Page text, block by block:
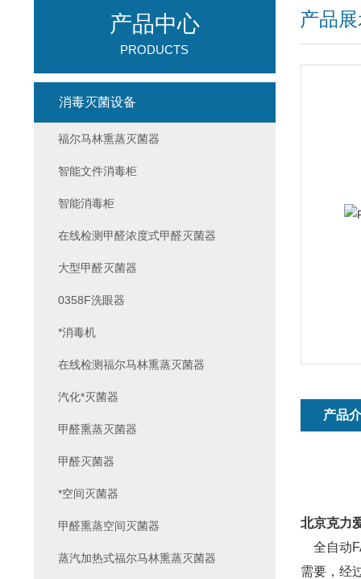
产品
产品
北京克力
全自动
需要，经
产品中心
PRODUCTS
消毒灭菌设备
福尔马林熏蒸灭菌器
智能文件消毒柜
智能消毒柜
在线检测甲醛浓度式甲醛灭菌器
大型甲醛灭菌器
0358F洗眼器
*消毒机
在线检测福尔马林熏蒸灭菌器
汽化*灭菌器
甲醛熏蒸灭菌器
甲醛灭菌器
*空间灭菌器
甲醛熏蒸空间灭菌器
蒸汽加热式福尔马林熏蒸灭菌器